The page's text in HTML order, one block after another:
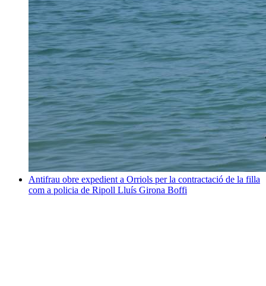
Antifrau obre expedient a Orriols per la contractació de la filla
com a policia de Ripoll Lluís Girona Boffi